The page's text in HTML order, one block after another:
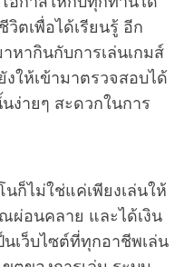
ตเพื่อได้เรียนรู้ อีก
หากินกับการเล่นเกมส์
ให้เข้ามาตรวจสอบได้
ง่ายๆ สะดวกในการ
นก็ไม่ใช่แค่เพียงเล่นให้
ผ่อนคลาย และได้เงิน
นเว็บไซต์ที่ทุกอาชีพเล่น